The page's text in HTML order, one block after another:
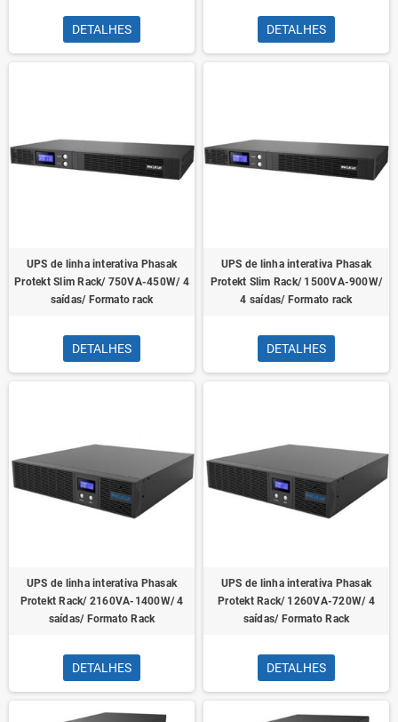
DETALHES DETALHES
UPS de linha interativa Phasak
Protekt Slim Rack/ 750VA-450W/ 4
saídas/ Formato rack
DETALHES
UPS de linha interativa Phasak
Protekt Slim Rack/ 1500VA-900W/
4 saídas/ Formato rack
DETALHES
UPS de linha interativa Phasak
Protekt Rack/ 2160VA-1400W/ 4
saídas/ Formato Rack
DETALHES
UPS de linha interativa Phasak
Protekt Rack/ 1260VA-720W/ 4
saídas/ Formato Rack
DETALHES